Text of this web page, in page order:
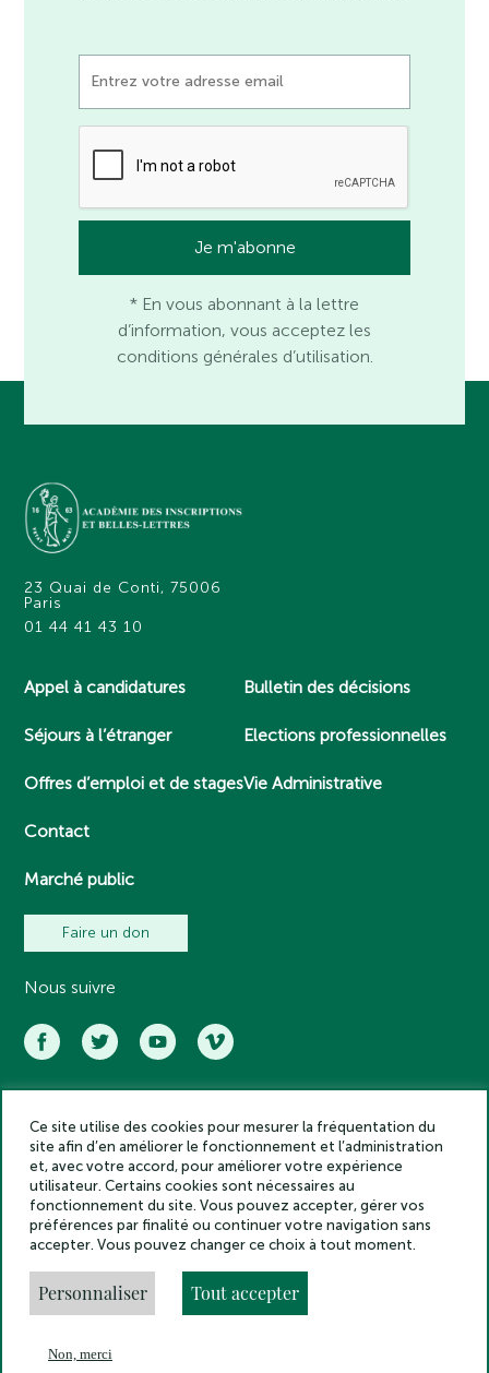
* En vous abonnant à la lettre
d’information, vous acceptez les
conditions générales d’utilisation.
23 Quai de Conti, 75006
Paris
01 44 41 43 10
Appel à candidatures
Séjours à l’étranger
Offres d’emploi et de stages
Contact
Marché public
Bulletin des décisions
Elections professionnelles
Vie Administrative
Faire un don
Nous suivre
Académie des inscriptions et belles lettres – Tous droits réservés
2025
Politique de confidentialité
Mentions légales
Crédits
Gestion des cookies
Made by
Ce site utilise des cookies pour mesurer la fréquentation du
site afin d’en améliorer le fonctionnement et l’administration
et, avec votre accord, pour améliorer votre expérience
utilisateur. Certains cookies sont nécessaires au
fonctionnement du site. Vous pouvez accepter, gérer vos
préférences par finalité ou continuer votre navigation sans
accepter. Vous pouvez changer ce choix à tout moment.
Personnaliser Tout accepter
Non, merci